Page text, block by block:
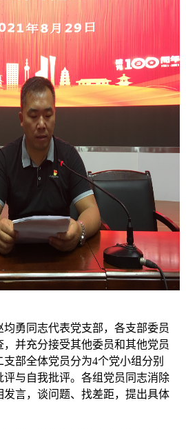
勇同志代表党支部， 各支部委员
并充分接受其他委员和其他党员
支部全体党员分为4个党小组分别
与自我批评。各组党员同志消除
发言，谈问题、找差距，提出具体